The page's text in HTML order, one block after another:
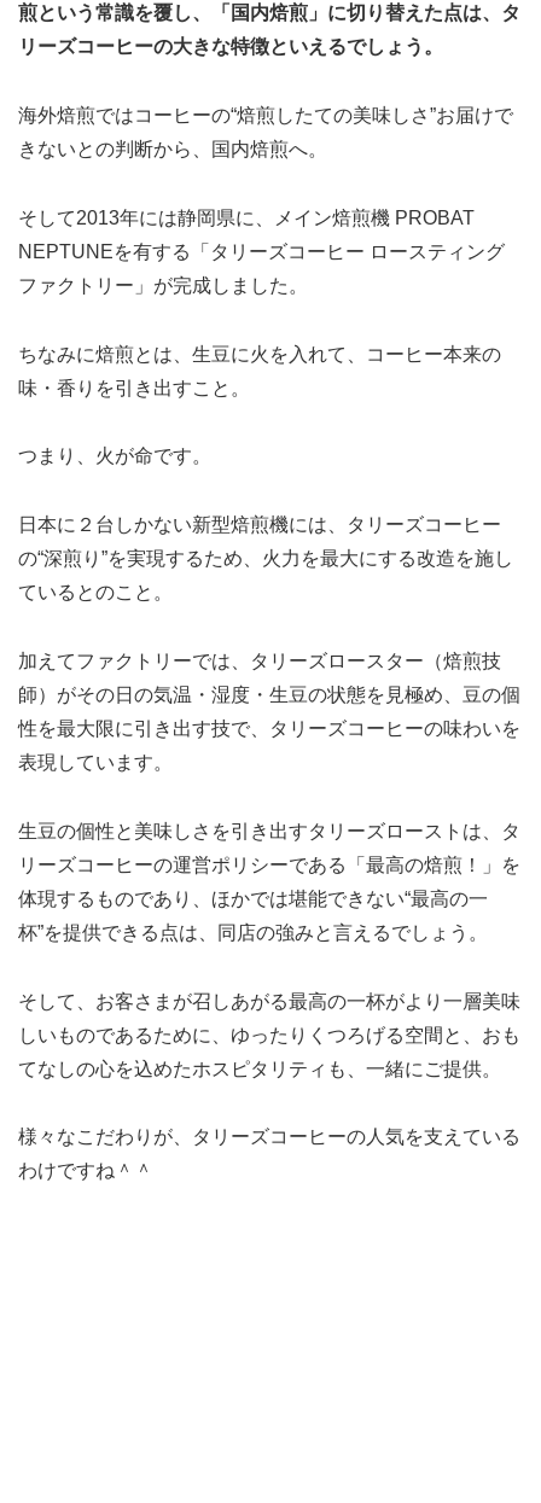
煎という常識を覆し、「国内焙煎」に切り替えた点は、タ
リーズコーヒーの大きな特徴といえるでしょう。
海外焙煎ではコーヒーの“焙煎したての美味しさ”お届けで
きないとの判断から、国内焙煎へ。
そして2013年には静岡県に、メイン焙煎機 PROBAT
NEPTUNEを有する「タリーズコーヒー ロースティング
ファクトリー」が完成しました。
ちなみに焙煎とは、生豆に火を入れて、コーヒー本来の
味・香りを引き出すこと。
つまり、火が命です。
日本に２台しかない新型焙煎機には、タリーズコーヒー
の“深煎り”を実現するため、火力を最大にする改造を施し
ているとのこと。
加えてファクトリーでは、タリーズロースター（焙煎技
師）がその日の気温・湿度・生豆の状態を見極め、豆の個
性を最大限に引き出す技で、タリーズコーヒーの味わいを
表現しています。
生豆の個性と美味しさを引き出すタリーズローストは、タ
リーズコーヒーの運営ポリシーである「最高の焙煎！」を
体現するものであり、ほかでは堪能できない“最高の一
杯”を提供できる点は、同店の強みと言えるでしょう。
そして、お客さまが召しあがる最高の一杯がより一層美味
しいものであるために、ゆったりくつろげる空間と、おも
てなしの心を込めたホスピタリティも、一緒にご提供。
様々なこだわりが、タリーズコーヒーの人気を支えている
わけですね＾＾